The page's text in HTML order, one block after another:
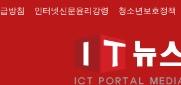
방침 인터넷신문윤리강령 청소년보호정책